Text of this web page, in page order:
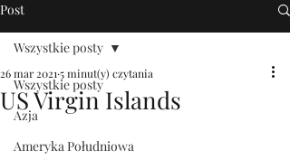
Post
Wszystkie posty
Azja
Ameryka Południowa
Wszystkie posty
US Virgin Islands
26 mar 2021 5 minut(y) czytania